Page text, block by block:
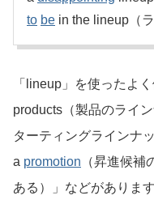
to be in the lineup（
「lineup」を使ったよ
products（製品のライ
ターティングラインナ
a promotion （昇進候
ある）」などがあります